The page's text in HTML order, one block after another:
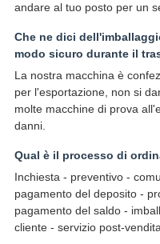
andare al tuo posto per un
Che ne dici
modo sicuro durante il
La nostra macchina è
per l'esportazione, non si
molte macchine di prova
danni.
Qual è il processo di
Inchiesta - preventivo -
pagamento del deposito -
pagamento del saldo -
cliente - servizio post-vendita.